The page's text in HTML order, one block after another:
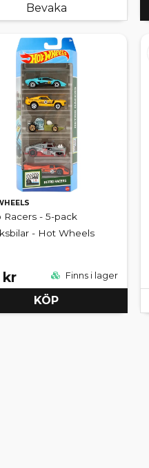
Bevaka
Racers - 5-pack
- Hot Wheels
kr Finns i lager
KÖP